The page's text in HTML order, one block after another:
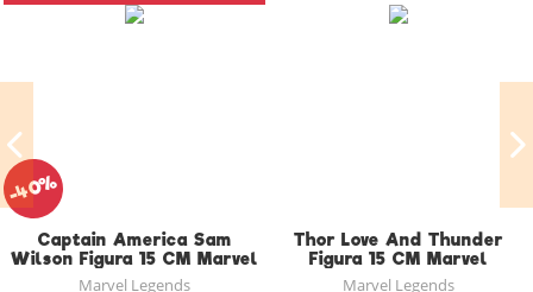
Captain America Sam
Wilson Figura 15 CM Marvel
Legends
Marvel Legends
-40%
Thor Love And Thunder
Figura 15 CM Marvel
Legends
Marvel Legends